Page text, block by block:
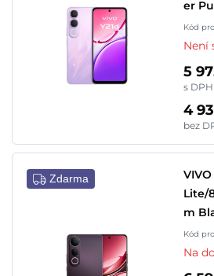
er
Kód
Není
5
s DPH
4
bez
Zdarma
Lite/
m
Kód
Na